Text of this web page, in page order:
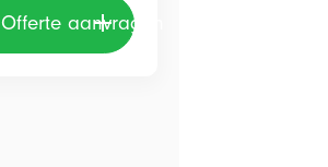
Offerte aanvragen